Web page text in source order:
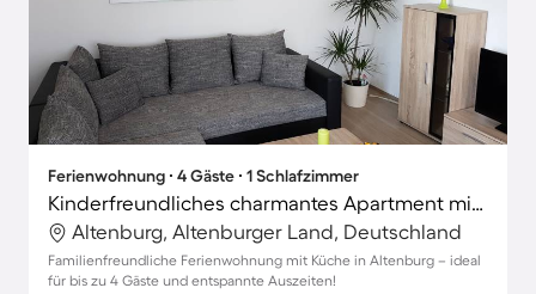
Ferienwohnung ∙ 4 Gäste ∙ 1 Schlafzimmer
Kinderfreundliches charmantes Apartment mit Grill | Stadtblick
Altenburg, Altenburger Land, Deutschland
Familienfreundliche Ferienwohnung mit Küche in Altenburg – ideal
für bis zu 4 Gäste und entspannte Auszeiten!